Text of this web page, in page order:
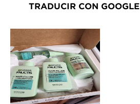
TRADUCIR CON GOOGLE